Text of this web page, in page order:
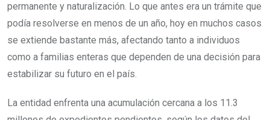
permanente y naturalización. Lo que antes era un trámite que
podía resolverse en menos de un año, hoy en muchos casos
se extiende bastante más, afectando tanto a individuos
como a familias enteras que dependen de una decisión para
estabilizar su futuro en el país.
La entidad enfrenta una acumulación cercana a los 11.3